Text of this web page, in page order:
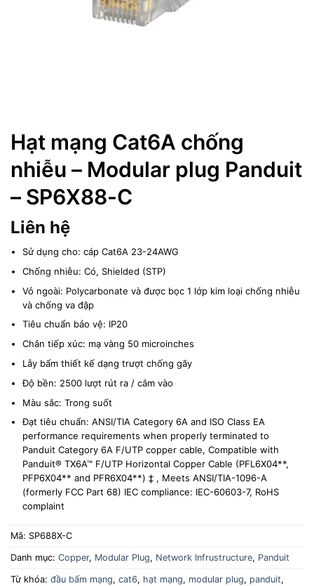
Hạt mạng Cat6A chống
nhiễu – Modular plug Panduit
– SP6X88-C
Liên hệ
Sử dụng cho: cáp Cat6A 23-24AWG
Chống nhiễu: Có, Shielded (STP)
Vỏ ngoài: Polycarbonate và được bọc 1 lớp kim loại chống nhiễu
và chống va đập
Tiêu chuẩn bảo vệ: IP20
Chân tiếp xúc: mạ vàng 50 microinches
Lẫy bấm thiết kế dạng trượt chống gãy
Độ bền: 2500 lượt rút ra / cắm vào
Màu sắc: Trong suốt
Đạt tiêu chuẩn: ANSI/TIA Category 6A and ISO Class EA
performance requirements when properly terminated to
Panduit Category 6A F/UTP copper cable, Compatible with
Panduit® TX6A™ F/UTP Horizontal Copper Cable (PFL6X04**,
PFP6X04** and PFR6X04**) ‡ , Meets ANSI/TIA-1096-A
(formerly FCC Part 68) IEC compliance: IEC-60603-7, RoHS
complaint
Mã: SP688X-C
Danh mục: Copper, Modular Plug, Network Infrustructure, Panduit
Từ khóa: đầu bấm mạng, cat6, hạt mạng, modular plug, panduit,